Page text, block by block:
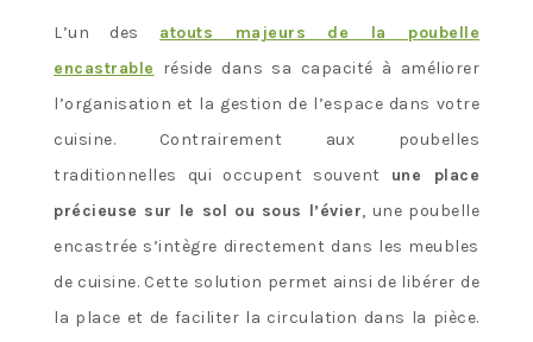
L’un des atouts majeurs de la poubelle
encastrable réside dans sa capacité à améliorer
l’organisation et la gestion de l’espace dans votre
cuisine. Contrairement aux poubelles
traditionnelles qui occupent souvent une place
précieuse sur le sol ou sous l’évier, une poubelle
encastrée s’intègre directement dans les meubles
de cuisine. Cette solution permet ainsi de libérer de
la place et de faciliter la circulation dans la pièce.